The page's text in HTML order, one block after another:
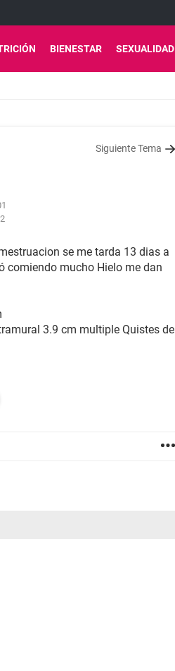
BIENESTAR SEXUALIDAD
Siguiente Tema
se me tarda 13 dias a
comiendo mucho Hielo me dan
3.9 cm multiple Quistes de